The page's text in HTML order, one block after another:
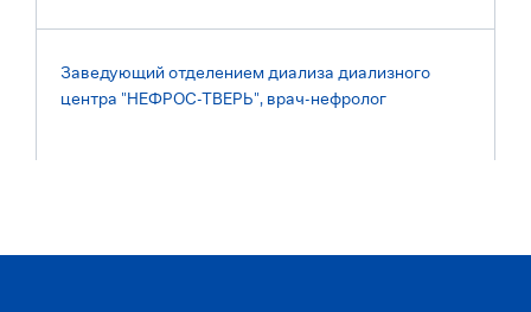
Заведующий отделением диализа диализного
центра "НЕФРОС-ТВЕРЬ", врач-нефролог